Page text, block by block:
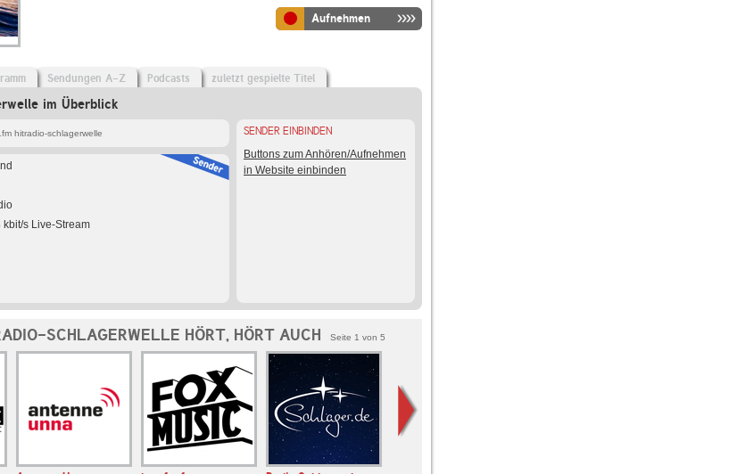
Aufnehmen
Sendungen A-Z Podcasts zuletzt gespielte Titel
im Überblick
hitradio-schlagerwelle
kbit/s Live-Stream
SENDER EINBINDEN
Buttons zum Anhören/Aufnehmen
in Website einbinden
SCHLAGERWELLE HÖRT, HÖRT AUCH Seite 1 von 5